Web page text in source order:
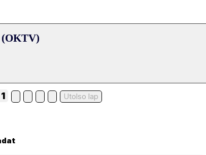
(OKTV)
1 Utolso lap